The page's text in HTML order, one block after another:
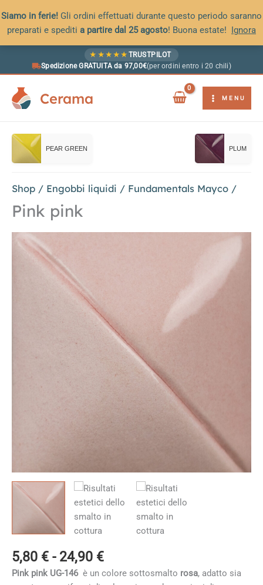
Siamo in ferie! Gli ordini effettuati durante questo periodo saranno
preparati e spediti a partire dal 25 agosto! Buona estate! Ignora
★ ★ ★ ★ ★ TRUSTPILOT
Spedizione GRATUITA da 97,00€(per ordini entro i 20 chili)
Cerama MENU
PEAR GREEN PLUM
Shop / Engobbi liquidi / Fundamentals Mayco /
Pink pink
5,80 € - 24,90 €Fascia
di
Pink pink UG-146è un colore sottosmalto rosa, adatto sia